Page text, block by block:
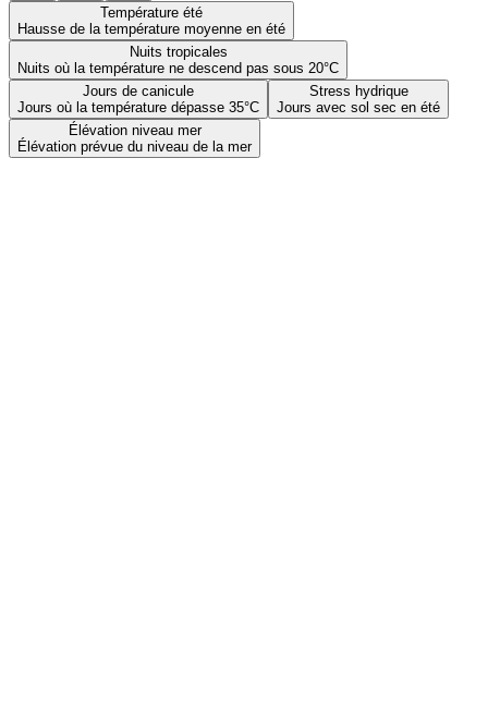
Température été
Hausse de la température moyenne en été
Nuits tropicales
Nuits où la température ne descend pas sous 20°C
Jours de canicule
Jours où la température dépasse 35°C
Stress hydrique
Jours avec sol sec en été
Élévation niveau mer
Élévation prévue du niveau de la mer